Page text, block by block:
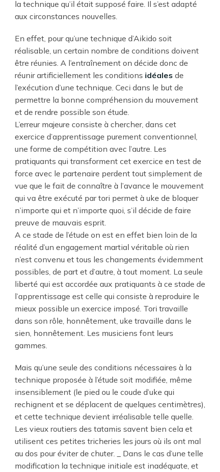
la technique qu’il était supposé faire. Il s’est adapté
aux circonstances nouvelles.
En effet, pour qu’une technique d’Aikido soit
réalisable, un certain nombre de conditions doivent
être réunies. A l’entraînement on décide donc de
réunir artificiellement les conditions idéales de
l’exécution d’une technique. Ceci dans le but de
permettre la bonne compréhension du mouvement
et de rendre possible son étude.
L’erreur majeure consiste à chercher, dans cet
exercice d’apprentissage purement conventionnel,
une forme de compétition avec l’autre. Les
pratiquants qui transforment cet exercice en test de
force avec le partenaire perdent tout simplement de
vue que le fait de connaître à l’avance le mouvement
qui va être exécuté par tori permet à uke de bloquer
n’importe qui et n’importe quoi, s’il décide de faire
preuve de mauvais esprit.
A ce stade de l’étude on est en effet bien loin de la
réalité d’un engagement martial véritable où rien
n’est convenu et tous les changements évidemment
possibles, de part et d’autre, à tout moment. La seule
liberté qui est accordée aux pratiquants à ce stade de
l’apprentissage est celle qui consiste à reproduire le
mieux possible un exercice imposé. Tori travaille
dans son rôle, honnêtement, uke travaille dans le
sien, honnêtement. Les musiciens font leurs
gammes.
Mais qu’une seule des conditions nécessaires à la
technique proposée à l’étude soit modifiée, même
insensiblement (le pied ou le coude d’uke qui
rechignent et se déplacent de quelques centimètres),
et cette technique devient irréalisable telle quelle.
Les vieux routiers des tatamis savent bien cela et
utilisent ces petites tricheries les jours où ils ont mal
au dos pour éviter de chuter. _ Dans le cas d’une telle
modification la technique initiale est inadéquate, et